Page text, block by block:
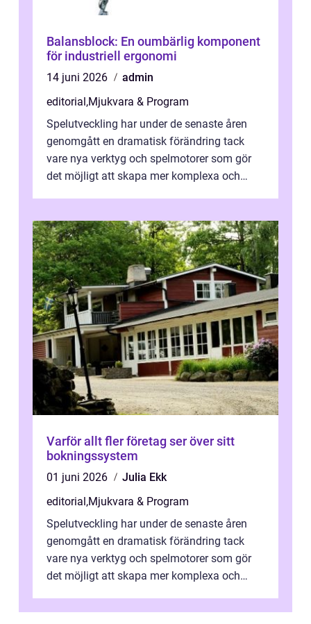
Balansblock: En oumbärlig komponent
för industriell ergonomi
14 juni 2026
admin
editorial,Mjukvara & Program
Spelutveckling har under de senaste åren
genomgått en dramatisk förändring tack
vare nya verktyg och spelmotorer som gör
det möjligt att skapa mer komplexa och
Varför allt fler företag ser över sitt
bokningssystem
01 juni 2026
Julia Ekk
editorial,Mjukvara & Program
Spelutveckling har under de senaste åren
genomgått en dramatisk förändring tack
vare nya verktyg och spelmotorer som gör
det möjligt att skapa mer komplexa och